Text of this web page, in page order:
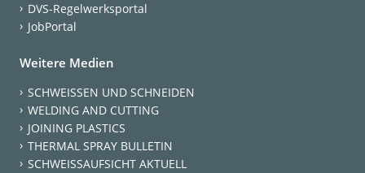
DVS-Regelwerksportal
JobPortal
Weitere Medien
SCHWEISSEN UND SCHNEIDEN
WELDING AND CUTTING
JOINING PLASTICS
THERMAL SPRAY BULLETIN
SCHWEISSAUFSICHT AKTUELL